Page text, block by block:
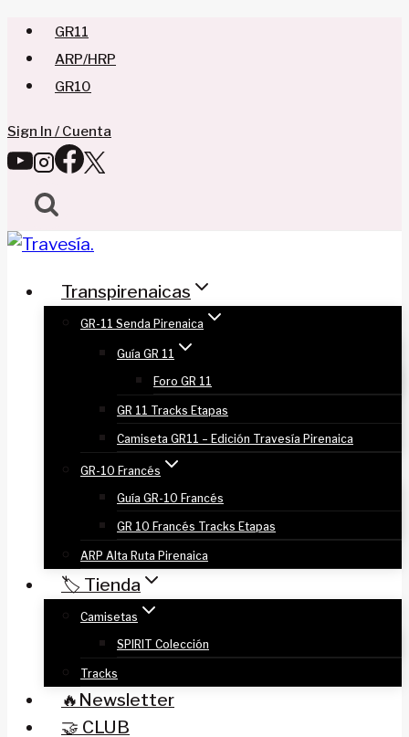
Saltar
contenido
GR11
ARP/HRP
GR10
Sign In / Cuenta
Transpirenaicas
GR-11 Senda Pirenaica
Guía GR 11
Foro GR 11
GR 11 Tracks Etapas
Camiseta GR11 – Edición Travesía Pirenaica
GR-10 Francés
Guía GR-10 Francés
GR 10 Francés Tracks Etapas
ARP Alta Ruta Pirenaica
🏷️ Tienda
Camisetas
SPIRIT Colección
Tracks
🔥Newsletter
🤝 CLUB